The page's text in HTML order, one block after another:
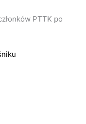
PTTK po